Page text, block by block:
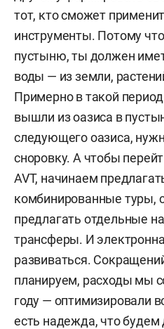
тот, кто сможет
инструменты. Потому
пустыню, ты должен
воды — из земли,
Примерно в такой
вышли из оазиса в
следующего оазиса,
сноровку. А чтобы
AVT, начинаем
комбинированные туры,
предлагать отдельные
трансферы. И
развиваться.
планируем, расходы мы
году — оптимизировали
есть надежда, что